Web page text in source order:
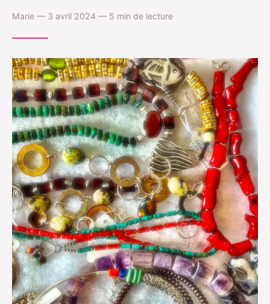
Marie — 3 avril 2024 — 5 min de lecture